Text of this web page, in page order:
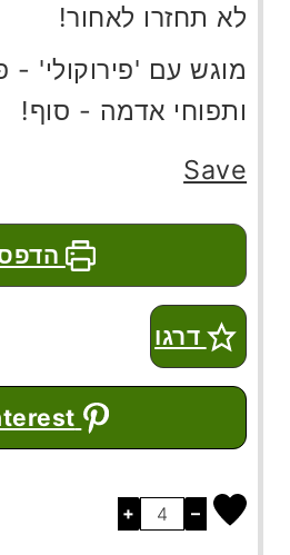
לא תחזרו לאחור!
מוגש עם 'פירוקולי' -
ותפוחי אדמה - סוף!
Save
דרגו
–
+